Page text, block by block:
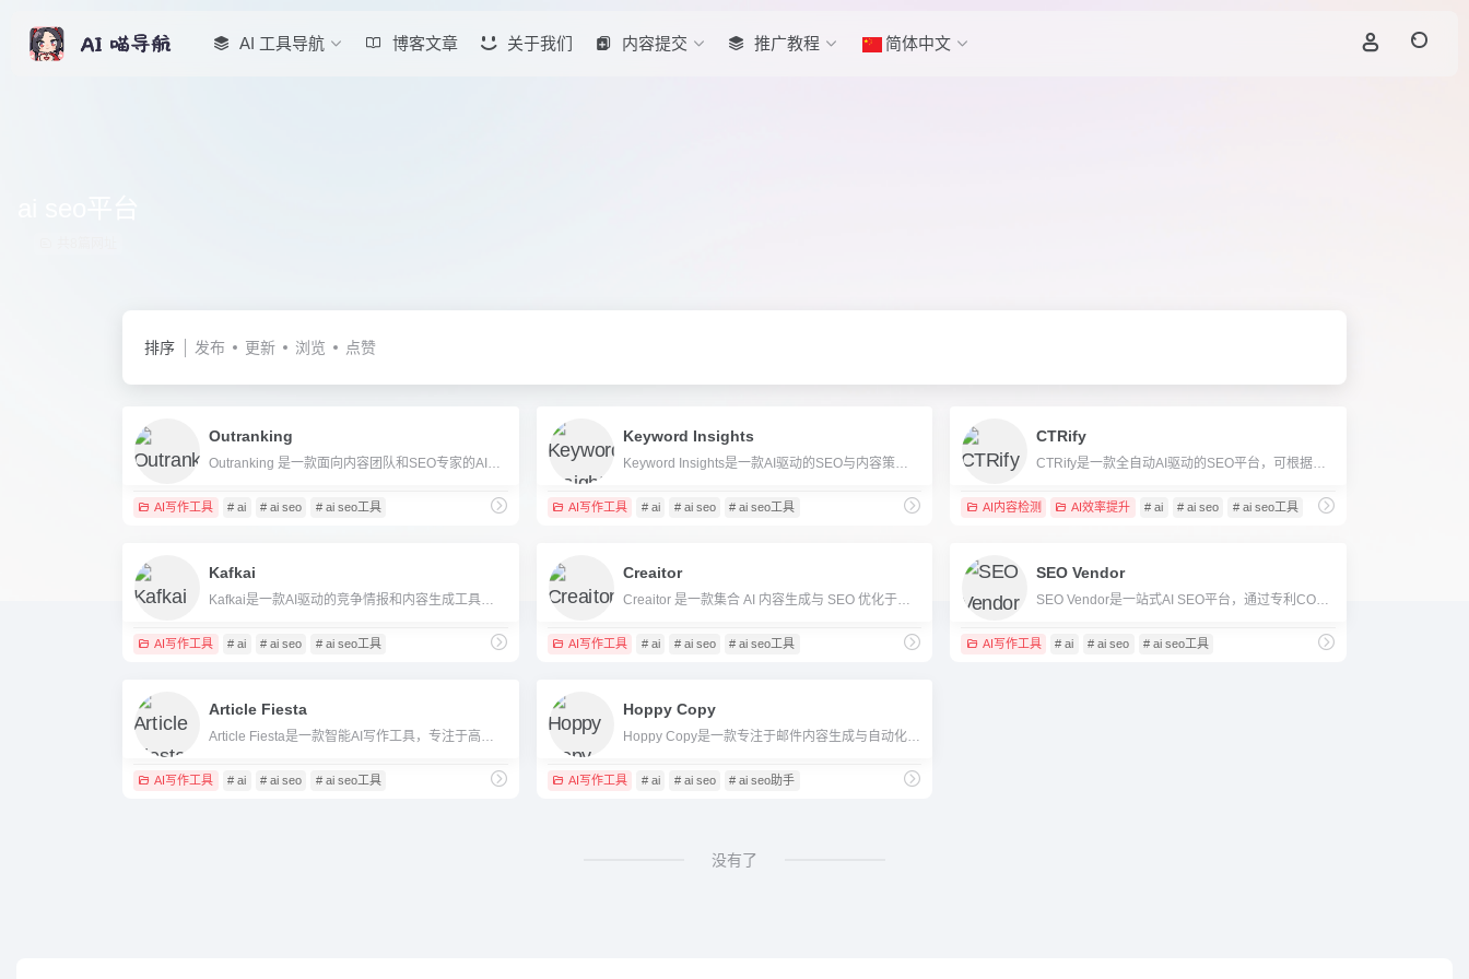
AI 工具导航 博客文章 关于我们 内容提交 推广教程 简体中文
排序 发布 更新 浏览 点赞
Outranking
AI写作工具 # ai # ai seo # ai seo工具
Keyword Insights
Keyword Insights是一款AI驱动的SEO与内容策略平台，助力高效挖掘关键词、聚类和AI自动生成内容。
AI写作工具 # ai # ai seo # ai seo工具
CTRify
AI内容检测 AI效率提升 # ai # ai seo # ai seo工具
Kafkai
AI写作工具 # ai # ai seo # ai seo工具
Creaitor
Creaitor 是一款集合 AI 内容生成与 SEO 优化于一体的多语言智能内容平台，助力高效内容创作及品牌全球化。
AI写作工具 # ai # ai seo # ai seo工具
SEO Vendor
AI写作工具 # ai # ai seo # ai seo工具
Article Fiesta
AI写作工具 # ai # ai seo # ai seo工具
Hoppy Copy
Hoppy Copy是一款专注于邮件内容生成与自动化的AI写作工具，助力企业和个人高效进行营销邮件创作与管理。
AI写作工具 # ai # ai seo # ai seo助手
没有了